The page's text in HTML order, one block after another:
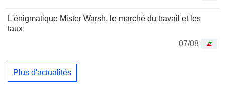
L'énigmatique Mister Warsh, le marché du travail et les
taux
07/08
Plus d'actualités